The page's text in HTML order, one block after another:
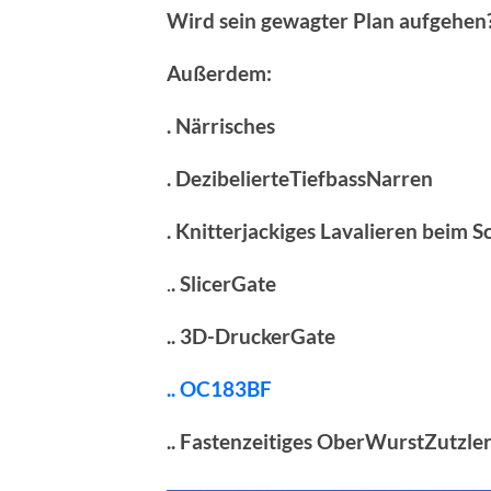
Wird sein gewagter Plan
Außerdem:
. Närrisches
. DezibelierteTiefbassNarren
. Knitterjackiges Lavalieren beim
.. SlicerGate
.. 3D-DruckerGate
.. OC183BF
.. Fastenzeitiges